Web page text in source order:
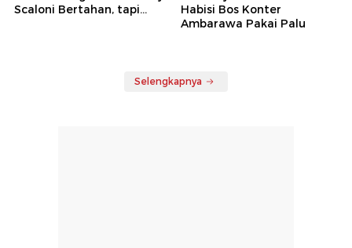
Scaloni Bertahan, tapi...
Habisi Bos Konter
Ambarawa Pakai Palu
Selengkapnya